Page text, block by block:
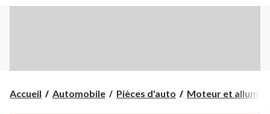
Accueil Automobile Pièces d'auto Moteur et